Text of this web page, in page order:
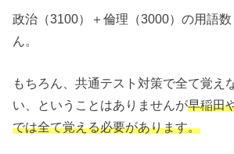
政治（3100）＋倫理（3000）の用語
ん。
もちろん、共通テスト対策で全て覚え
い、ということはありませんが早稲田
では全て覚える必要があります。